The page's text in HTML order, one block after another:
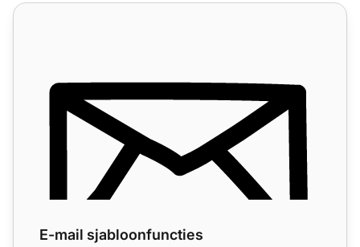
E-mail sjabloonfuncties
E-mail sjabloonfuncties